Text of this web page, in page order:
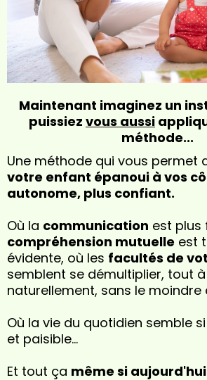
Maintenant imaginez un
puissiez vous aussi
méthode...
Une méthode qui vous permet
votre enfant épanoui à vos
autonome, plus confiant.
Où la communication est plus
compréhension mutuelle est
évidente, où les facultés de
semblent se démultiplier, tout
naturellement, sans le moindre
Où la vie du quotidien semble
et paisible…
Et tout ça même si